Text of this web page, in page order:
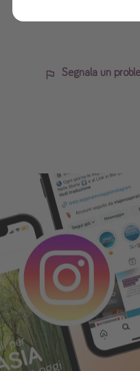
Segnala un